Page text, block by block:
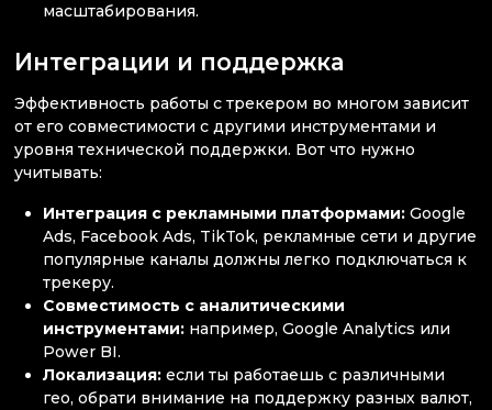
масштабирования.
Интеграции и поддержка
Эффективность работы с трекером во многом зависит
от его совместимости с другими инструментами и
уровня технической поддержки. Вот что нужно
учитывать:
Интеграция с рекламными платформами: Google
Ads, Facebook Ads, TikTok, рекламные сети и другие
популярные каналы должны легко подключаться к
трекеру.
Совместимость с аналитическими
инструментами: например, Google Analytics или
Power BI.
Локализация: если ты работаешь с различными
гео, обрати внимание на поддержку разных валют,